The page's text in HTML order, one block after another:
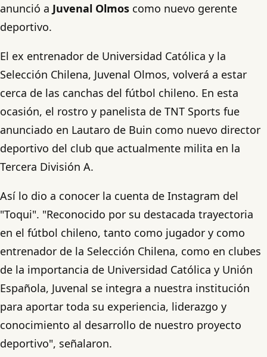
anunció a Juvenal Olmos como nuevo gerente
deportivo.
El ex entrenador de Universidad Católica y la
Selección Chilena, Juvenal Olmos, volverá a estar
cerca de las canchas del fútbol chileno. En esta
ocasión, el rostro y panelista de TNT Sports fue
anunciado en Lautaro de Buin como nuevo director
deportivo del club que actualmente milita en la
Tercera División A.
Así lo dio a conocer la cuenta de Instagram del
"Toqui". "Reconocido por su destacada trayectoria
en el fútbol chileno, tanto como jugador y como
entrenador de la Selección Chilena, como en clubes
de la importancia de Universidad Católica y Unión
Española, Juvenal se integra a nuestra institución
para aportar toda su experiencia, liderazgo y
conocimiento al desarrollo de nuestro proyecto
deportivo", señalaron.